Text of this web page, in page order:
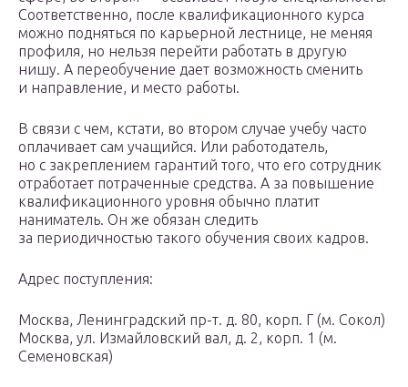
Соответственно, после квалификационного курса
можно подняться по карьерной лестнице, не меняя
профиля, но нельзя перейти работать в другую
нишу. А переобучение дает возможность сменить
и направление, и место работы.
В связи с чем, кстати, во втором случае учебу часто
оплачивает сам учащийся. Или работодатель,
но с закреплением гарантий того, что его сотрудник
отработает потраченные средства. А за повышение
квалификационного уровня обычно платит
наниматель. Он же обязан следить
за периодичностью такого обучения своих кадров.
Адрес поступления:
Москва, Ленинградский пр-т. д. 80, корп. Г (м. Сокол)
Москва, ул. Измайловский вал, д. 2, корп. 1 (м.
Семеновская)